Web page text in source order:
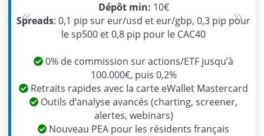
Dépôt min: 10€
Spreads: 0,1 pip sur eur/usd et eur/gbp, 0,3 pip pour
le sp500 et 0,8 pip pour le CAC40
0% de commission sur actions/ETF jusqu’à
100.000€, puis 0,2%
Retraits rapides avec la carte eWallet Mastercard
Outils d’analyse avancés (charting, screener,
alertes, webinars)
Nouveau PEA pour les résidents français
Previous Next